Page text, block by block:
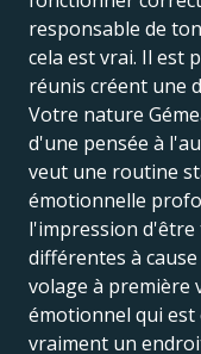
responsable de
cela est vrai. Il est
réunis créent une
Votre nature
d'une pensée à
veut une routine
émotionnelle
l'impression d'être
différentes à cause
volage à première
émotionnel qui est
vraiment un